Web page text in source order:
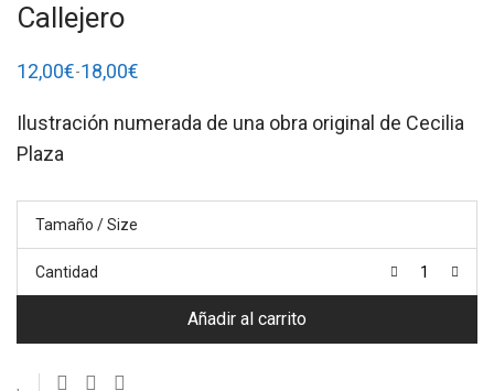
Callejero
12,00€-18,00€
Rango
desde
hasta
Ilustración numerada de una obra original de Cecilia
Plaza
Tamaño / Size
Cantidad
Añadir al carrito